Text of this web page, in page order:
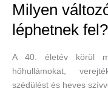
Milyen
léphetnek fel?
A 40. életév körül
hőhullámokat,
szédülést és heves